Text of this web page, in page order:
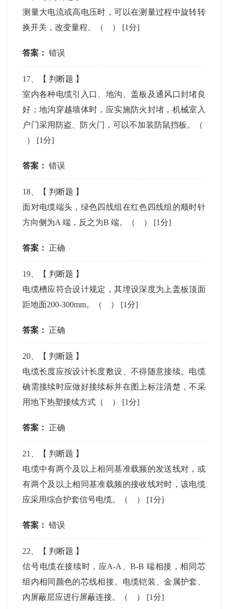
测量大电流或高电压时，可以在测量过程中旋转转
换开关，改变量程。（ ） [1分]
答案： 错误
17 、【 判断题 】
室内各种电缆引入口、地沟、盖板及通风口封堵良
好；地沟穿越墙体时，应实施防火封堵，机械室入
户门采用防盗、防火门，可以不加装防鼠挡板。（
） [1分]
答案： 错误
18 、【 判断题 】
面对电缆端头，绿色四线组在红色四线组的顺时针
方向侧为A 端，反之为B 端。（ ） [1分]
答案： 正确
19 、【 判断题 】
电缆槽应符合设计规定，其埋设深度为上盖板顶面
距地面200-300mm。（ ） [1分]
答案： 正确
20 、【 判断题 】
电缆长度应按设计长度敷设、不得随意接续。电缆
确需接续时应做好接续标并在图上标注清楚，不采
用地下热塑接续方式（ ） [1分]
答案： 正确
21 、【 判断题 】
电缆中有两个及以上相同基准载频的发送线对，或
有两个及以上相同基准载频的接收线对时，该电缆
应采用综合护套信号电缆。（ ） [1分]
答案： 错误
22 、【 判断题 】
信号电缆在接续时，应A-A、B-B 端相接，相同芯
组内相同颜色的芯线相接。电缆铠装、金属护套、
内屏蔽层应进行屏蔽连接。（ ） [1分]